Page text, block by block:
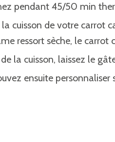
pendant 45/50 min
cuisson de votre carrot
ressort sèche, le carrot
la cuisson, laissez le
ensuite